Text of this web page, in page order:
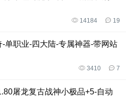
19
14184
单职业-四大陆-专属神器-带网站
7
3410
屠龙复古战神小极品+5-自动